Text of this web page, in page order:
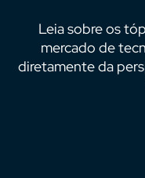
Leia sobre os
mercado de
diretamente da